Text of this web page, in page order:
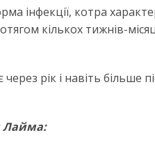
інфекції, котра
кількох тижнів-
через рік і навіть більше
Лайма: